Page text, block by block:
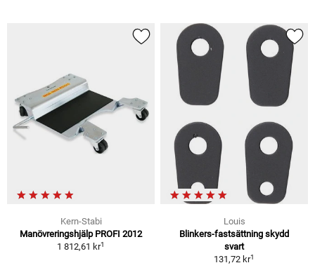
Kern-Stabi
Manövreringshjälp PROFI 2012
1 812,61 kr1
Louis
Blinkers-fastsättning skydd
svart
131,72 kr1